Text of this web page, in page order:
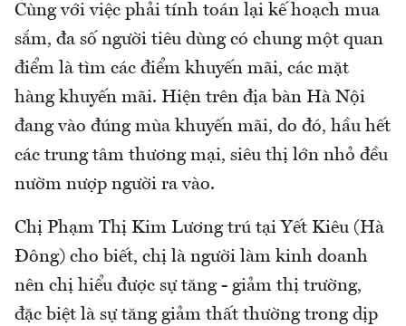
Cùng với việc phải tính toán lại kế hoạch mua
sắm, đa số người tiêu dùng có chung một quan
điểm là tìm các điểm khuyến mãi, các mặt
hàng khuyến mãi. Hiện trên địa bàn Hà Nội
đang vào đúng mùa khuyến mãi, do đó, hầu hết
các trung tâm thương mại, siêu thị lớn nhỏ đều
nườm nượp người ra vào.
Chị Phạm Thị Kim Lương trú tại Yết Kiêu (Hà
Đông) cho biết, chị là người làm kinh doanh
nên chị hiểu được sự tăng - giảm thị trường,
đặc biệt là sự tăng giảm thất thường trong dịp